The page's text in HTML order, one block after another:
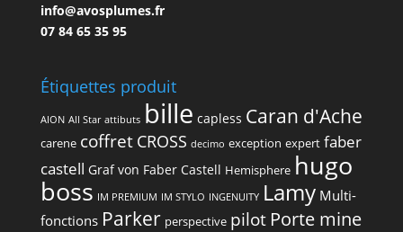
info@avosplumes.fr
07 84 65 35 95
Étiquettes produit
AION All Star attibuts bille capless Caran d'Ache
carene coffret CROSS decimo exception expert faber
castell Graf von Faber Castell Hemisphere hugo
boss IM PREMIUM IM STYLO INGENUITY Lamy Multi-
fonctions Parker perspective pilot Porte mine